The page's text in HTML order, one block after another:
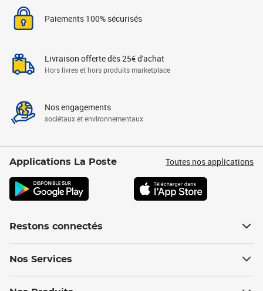
Paiements 100% sécurisés
Livraison offerte dès 25€ d'achat
Hors livres et hors produits marketplace
Nos engagements
sociétaux et environnementaux
Applications La Poste Toutes nos applications
Restons connectés
Nos Services